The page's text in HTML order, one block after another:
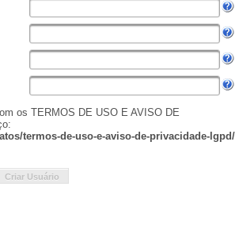
os TERMOS DE USO E AVISO DE
termos-de-uso-e-aviso-de-privacidade-lgpd/
Criar Usuário